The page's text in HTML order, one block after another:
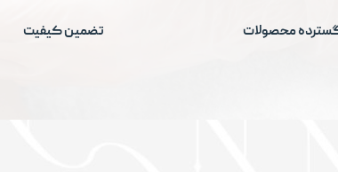
محصولات تضمین کیفیت